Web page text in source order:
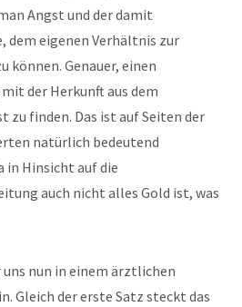
Angst und der damit
dem eigenen Verhältnis zur
können. Genauer, einen
der Herkunft aus dem
zu finden. Das ist auf Seiten der
natürlich bedeutend
in Hinsicht auf die
auch nicht alles Gold ist, was
nun in einem ärztlichen
Gleich der erste Satz steckt das